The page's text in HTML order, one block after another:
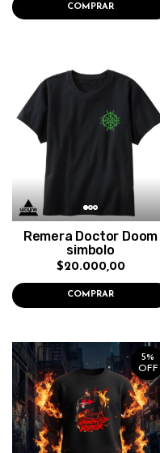
COMPRAR
Remera Doctor Doom
simbolo
$20.000,00
COMPRAR
5%
OFF